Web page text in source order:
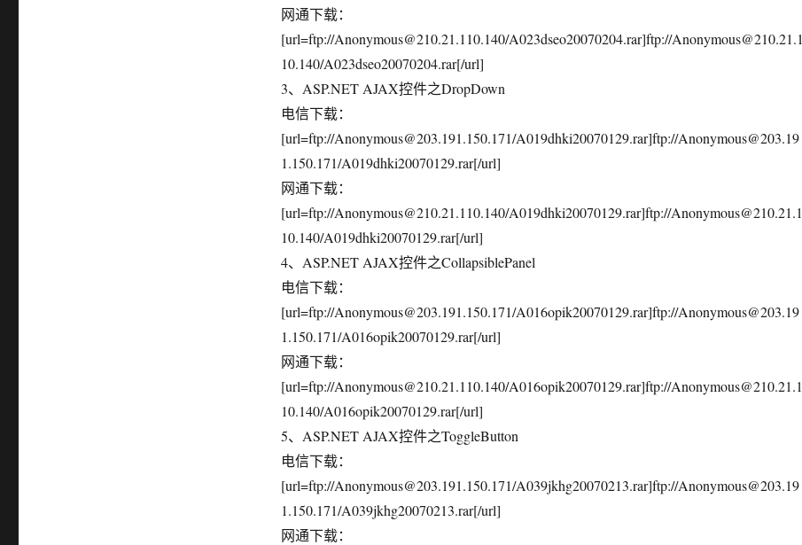
网通下载：
[url=ftp://Anonymous@210.21.110.140/A023dseo20070204.rar]ftp://Anonymous@210.21.1
10.140/A023dseo20070204.rar[/url]
3、ASP.NET AJAX控件之DropDown
电信下载：
[url=ftp://Anonymous@203.191.150.171/A019dhki20070129.rar]ftp://Anonymous@203.19
1.150.171/A019dhki20070129.rar[/url]
网通下载：
[url=ftp://Anonymous@210.21.110.140/A019dhki20070129.rar]ftp://Anonymous@210.21.1
10.140/A019dhki20070129.rar[/url]
4、ASP.NET AJAX控件之CollapsiblePanel
电信下载：
[url=ftp://Anonymous@203.191.150.171/A016opik20070129.rar]ftp://Anonymous@203.19
1.150.171/A016opik20070129.rar[/url]
网通下载：
[url=ftp://Anonymous@210.21.110.140/A016opik20070129.rar]ftp://Anonymous@210.21.1
10.140/A016opik20070129.rar[/url]
5、ASP.NET AJAX控件之ToggleButton
电信下载：
[url=ftp://Anonymous@203.191.150.171/A039jkhg20070213.rar]ftp://Anonymous@203.19
1.150.171/A039jkhg20070213.rar[/url]
网通下载：